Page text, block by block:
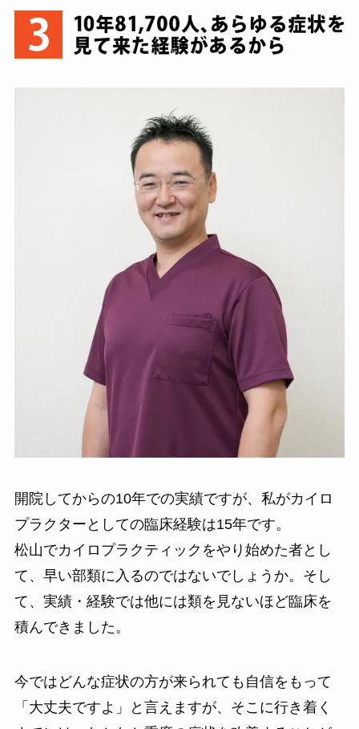
開院してからの10年での実績ですが、私がカイロ
プラクターとしての臨床経験は15年です。
松山でカイロプラクティックをやり始めた者とし
て、早い部類に入るのではないでしょうか。そし
て、実績・経験では他には類を見ないほど臨床を
積んできました。
今ではどんな症状の方が来られても自信をもって
「大丈夫ですよ」と言えますが、そこに行き着く